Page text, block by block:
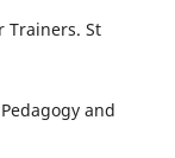
Trainers. St
and